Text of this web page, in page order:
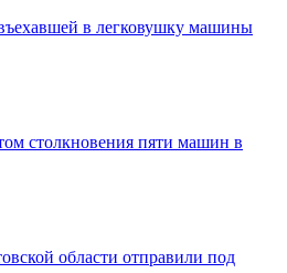
в легковушку машины
столкновения пяти машин в
области отправили под